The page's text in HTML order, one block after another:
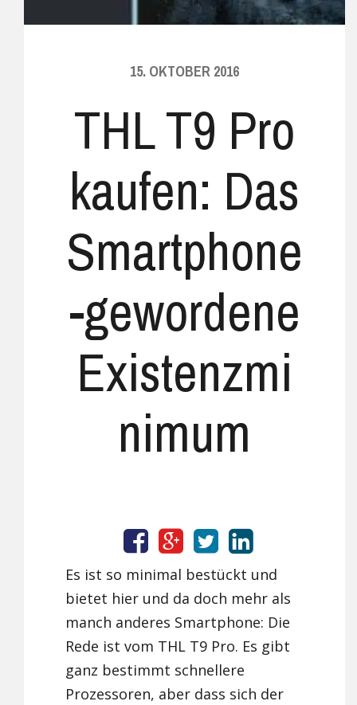
15. OKTOBER 2016
THL T9 Pro
kaufen: Das
Smartphone
-gewordene
Existenzmi
nimum
Es ist so minimal bestückt und
bietet hier und da doch mehr als
manch anderes Smartphone: Die
Rede ist vom THL T9 Pro. Es gibt
ganz bestimmt schnellere
Prozessoren, aber dass sich der